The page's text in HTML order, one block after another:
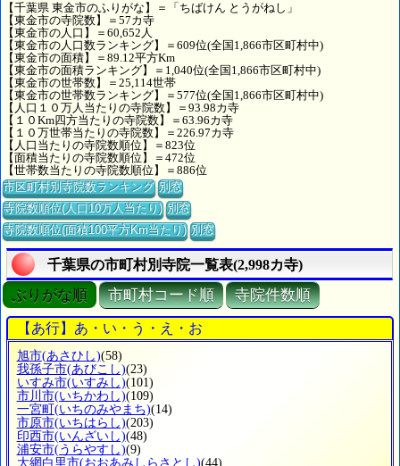
【千葉県 東金市のふりがな】＝「ちばけん とうがねし」
【東金市の寺院数】＝57カ寺
【東金市の人口】＝60,652人
【東金市の人口数ランキング】＝609位(全国1,866市区町村中)
【東金市の面積】＝89.12平方Km
【東金市の面積ランキング】＝1,040位(全国1,866市区町村中)
【東金市の世帯数】＝25,114世帯
【東金市の世帯数ランキング】＝577位(全国1,866市区町村中)
【人口１０万人当たりの寺院数】＝93.98カ寺
【１０Km四方当たりの寺院数】＝63.96カ寺
【１０万世帯当たりの寺院数】＝226.97カ寺
【人口当たりの寺院数順位】＝823位
【面積当たりの寺院数順位】＝472位
【世帯数当たりの寺院数順位】＝886位
市区町村別寺院数ランキング 別窓
寺院数順位(人口10万人当たり) 別窓
寺院数順位(面積100平方Km当たり) 別窓
千葉県の市町村別寺院一覧表(2,998カ寺)
ぶりがな順 市町村コード順 寺院件数順
【あ行】あ・い・う・え・お
旭市(あさひし)(58)
我孫子市(あびこし)(23)
いすみ市(いすみし)(101)
市川市(いちかわし)(109)
一宮町 (いちのみやまち)(14)
市原市(いちはらし)(203)
印西市(いんざいし)(48)
浦安市(うらやすし)(9)
大網白里市(おおあみしらさとし)(44)